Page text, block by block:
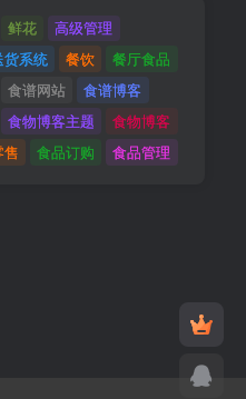
鲜花
高级管理
货系统 餐饮
餐厅食品
食谱网站
食谱博客
食物博客主题
食物博客
售 食品订购 食品管理